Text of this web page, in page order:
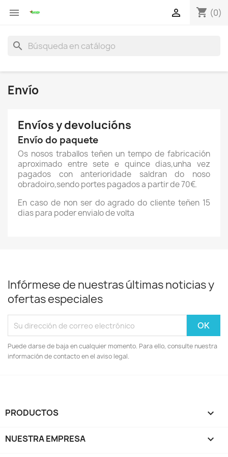
 shopping_cart (0)

search
Envío
Envíos y devolucións
Envío do paquete
Os nosos traballos teñen un tempo de fabricación
aproximado entre sete e quince dias,unha vez
pagados con anterioridade saldran do noso
obradoiro,sendo portes pagados a partir de 70€.
En caso de non ser do agrado do cliente teñen 15
dias para poder envialo de volta
Infórmese de nuestras últimas noticias y
ofertas especiales
Puede darse de baja en cualquier momento. Para ello, consulte nuestra
información de contacto en el aviso legal.
PRODUCTOS 
NUESTRA EMPRESA 